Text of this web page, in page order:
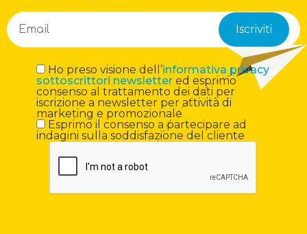
Ho preso visione dell’informativa privacy
sottoscrittori newslettered esprimo
consenso al trattamento dei dati per
iscrizione a newsletter per attività di
marketing e promozionale
Esprimo il consenso a partecipare ad
indagini sulla soddisfazione del cliente